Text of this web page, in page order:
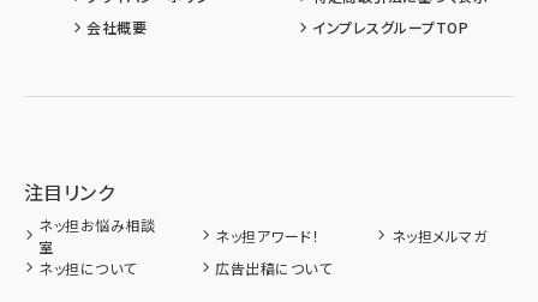
会社概要
インプレスグループTOP
注目リンク
ネッ担お悩み相談
室
ネッ担アワード！
ネッ担メルマガ
ネッ担について
広告出稿について